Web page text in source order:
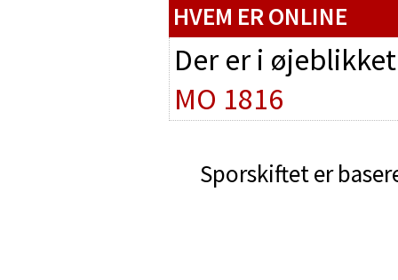
HVEM ER ONLINE
Der er i
MO 1816
Sporskiftet er